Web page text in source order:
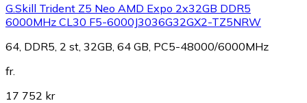
G.Skill Trident Z5 Neo AMD Expo 2x32GB DDR5
6000MHz CL30 F5-6000J3036G32GX2-TZ5NRW
64, DDR5, 2 st, 32GB, 64 GB, PC5-48000/6000MHz
fr.
17 752 kr